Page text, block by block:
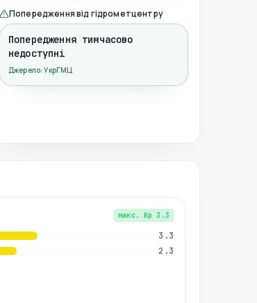
Попередження від гідрометцентру
Попередження тимчасово
недоступні
Джерело: УкрГМЦ
макс. Kp 3.3
3.3
2.3